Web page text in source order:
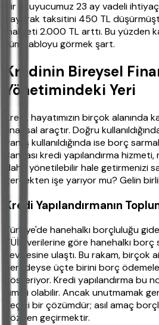
bir okuyucumuz 23 ay vadeli
yayarak taksitini 450 TL
maliyeti 2.000 TL arttı. Bu yüzden
tüm tabloyu görmek şart.
Kredinin Bireysel
Yönetimindeki Yeri
Kredi, hayatımızın birçok alanında
finansal araçtır. Doğru
yanlış kullanıldığında ise borç
Bankası kredi yapılandırma
daha yönetilebilir hale getirmenizi
gerçekten işe yarıyor mu? Gelin
Kredi Yapılandırmanın
Türkiye'de hanehalkı borçluluğu
TÜİK verilerine göre hanehalkı borç
seviyesine ulaştı. Bu rakam, birçok
neredeyse üçte birini borç
gösteriyor. Kredi yapılandırma bu
simidi olabilir. Ancak unutmamak
geçici bir çözümdür; asıl amaç
gözden geçirmektir.